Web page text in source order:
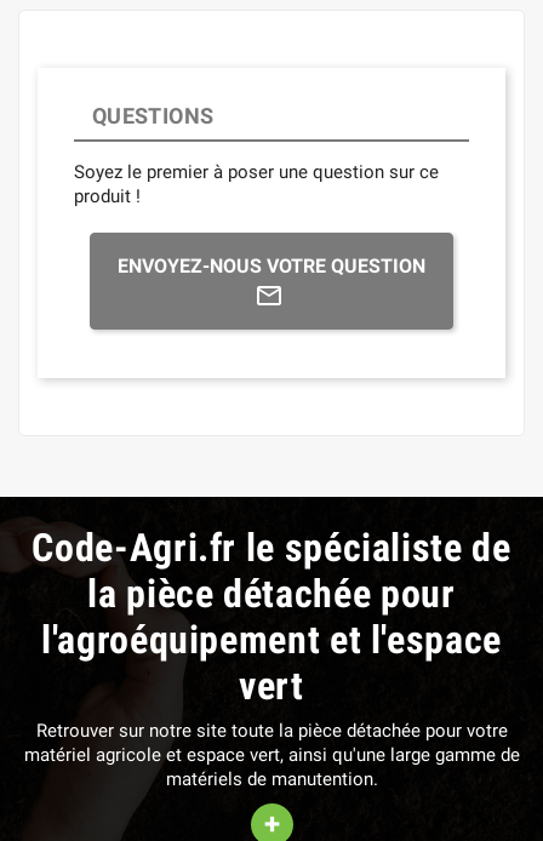
QUESTIONS
Soyez le premier à poser une question sur ce
produit !
ENVOYEZ-NOUS VOTRE QUESTION
Code-Agri.fr le spécialiste de
la pièce détachée pour
l'agroéquipement et l'espace
vert
Retrouver sur notre site toute la pièce détachée pour votre
matériel agricole et espace vert, ainsi qu'une large gamme de
matériels de manutention.
+